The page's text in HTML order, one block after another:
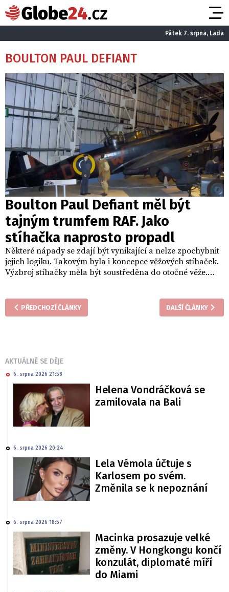
Pátek 7. srpna, Lada
BOULTON PAUL DEFIANT
Boulton Paul Defiant měl být
tajným trumfem RAF. Jako
stíhačka naprosto propadl
Některé nápady se zdají být vynikající a nelze zpochybnit
jejich logiku. Takovým byla i koncepce věžových stíhaček.
Výzbroj stíhačky měla být soustředěna do otočné věže.
soubojích ohrožovala tato koncepce především posádky,
které na těchto strojích létaly. V noci ovšem Boulton Paul
PŘEDCHOZÍ ČLÁNKY DALŠÍ ČLÁNKY
AKTUÁLNĚ SE DĚJE
6. srpna 2026 21:58
Helena Vondráčková se
zamilovala na Bali
6. srpna 2026 20:24
Lela Vémola účtuje s
Karlosem po svém.
Změnila se k nepoznání
6. srpna 2026 18:57
Macinka prosazuje velké
změny. V Hongkongu končí
konzulát, diplomaté míří
do Miami